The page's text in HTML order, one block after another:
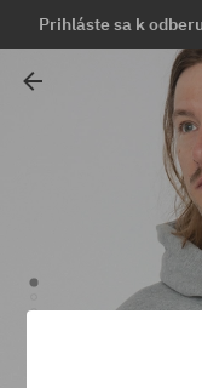
Prihláste sa k